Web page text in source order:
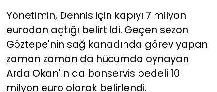
Yönetimin, Dennis için kapıyı 7 milyon
eurodan açtığı belirtildi. Geçen sezon
Göztepe'nin sağ kanadında görev yapan
zaman zaman da hücumda oynayan
Arda Okan'ın da bonservis bedeli 10
milyon euro olarak belirlendi.